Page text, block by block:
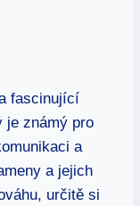
fascinující
je známý pro
a
a jejich
určitě si